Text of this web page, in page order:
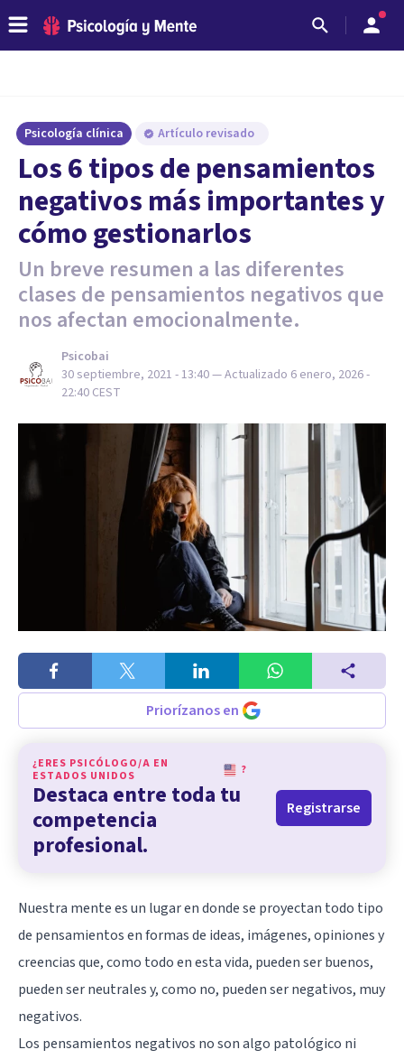
Psicología clínica Artículo revisado
Los 6 tipos de pensamientos
negativos más importantes y
cómo gestionarlos
Un breve resumen a las diferentes
clases de pensamientos negativos que
nos afectan emocionalmente.
Psicobai
30 septiembre, 2021 - 13:40— Actualizado 6 enero, 2026 -
22:40 CEST
Priorízanos en
¿ERES PSICÓLOGO/A EN
ESTADOS UNIDOS
?
Destaca entre toda tu
competencia
profesional.
Registrarse
Nuestra mente es un lugar en donde se proyectan todo tipo
de pensamientos en formas de ideas, imágenes, opiniones y
creencias que, como todo en esta vida, pueden ser buenos,
pueden ser neutrales y, como no, pueden ser negativos, muy
negativos.
Los pensamientos negativos no son algo patológico ni